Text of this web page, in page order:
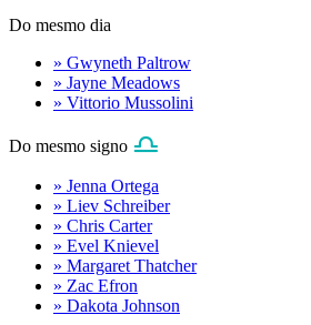
Do mesmo dia
» Gwyneth Paltrow
» Jayne Meadows
» Vittorio Mussolini
Do mesmo signo
» Jenna Ortega
» Liev Schreiber
» Chris Carter
» Evel Knievel
» Margaret Thatcher
» Zac Efron
» Dakota Johnson